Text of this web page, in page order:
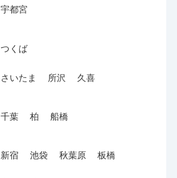
宇都宮
つくば
さいたま 所沢 久喜
千葉 柏 船橋
新宿 池袋 秋葉原 板橋